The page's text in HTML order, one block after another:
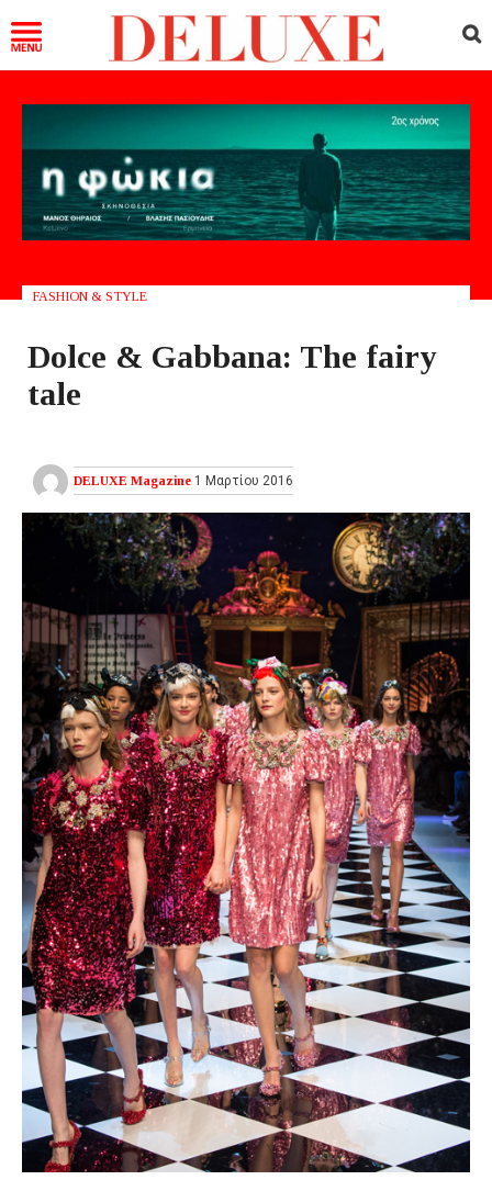
FASHION & STYLE
Dolce & Gabbana: The fairy
tale
DELUXE Magazine 1 Μαρτίου 2016